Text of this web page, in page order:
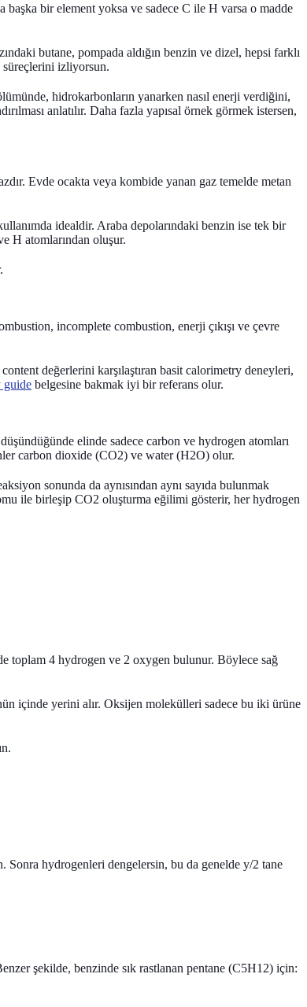
bir element yoksa ve sadece C ile H varsa o madde
butane, pompada aldığın benzin ve dizel, hepsi farklı
süreçlerini izliyorsun.
hidrokarbonların yanarken nasıl enerji verdiğini,
anlatılır. Daha fazla yapısal örnek görmek istersen,
Evde ocakta veya kombide yanan gaz temelde metan
idealdir. Araba depolarındaki benzin ise tek bir
H atomlarından oluşur.
incomplete combustion, enerji çıkışı ve çevre
değerlerini karşılaştıran basit calorimetry deneyleri,
guide belgesine bakmak iyi bir referans olur.
elinde sadece carbon ve hydrogen atomları
carbon dioxide (CO2) ve water (H2O) olur.
sonunda da aynısından aynı sayıda bulunmak
ile birleşip CO2 oluşturma eğilimi gösterir, her hydrogen
toplam 4 hydrogen ve 2 oxygen bulunur. Böylece sağ
içinde yerini alır. Oksijen molekülleri sadece bu iki ürüne
Sonra hydrogenleri dengelersin, bu da genelde y/2 tane
şekilde, benzinde sık rastlanan pentane (C5H12) için: